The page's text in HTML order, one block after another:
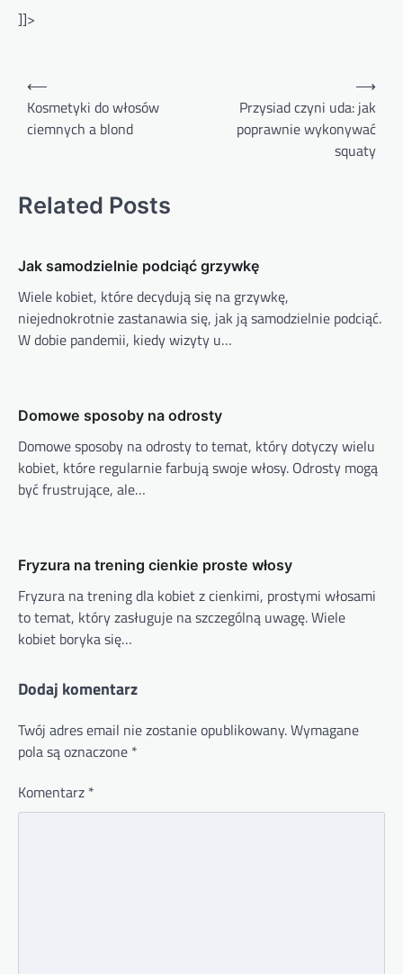
]]>
Nawigacja
wpisu
⟵
Kosmetyki do włosów
ciemnych a blond
Przysiad czyni uda: jak
poprawnie wykonywać
squaty
⟶
Related Posts
Jak samodzielnie podciąć grzywkę
Wiele kobiet, które decydują się na grzywkę,
niejednokrotnie zastanawia się, jak ją samodzielnie podciąć.
W dobie pandemii, kiedy wizyty u…
Domowe sposoby na odrosty
Domowe sposoby na odrosty to temat, który dotyczy wielu
kobiet, które regularnie farbują swoje włosy. Odrosty mogą
być frustrujące, ale…
Fryzura na trening cienkie proste włosy
Fryzura na trening dla kobiet z cienkimi, prostymi włosami
to temat, który zasługuje na szczególną uwagę. Wiele
kobiet boryka się…
Dodaj komentarz
Twój adres email nie zostanie opublikowany.Wymagane
pola są oznaczone *
Komentarz *